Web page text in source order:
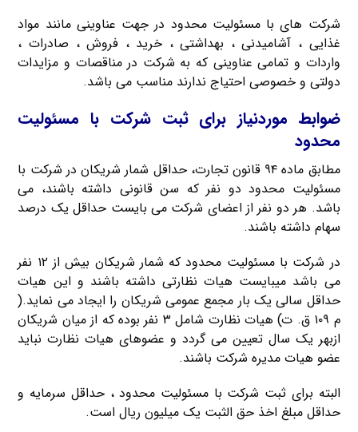
شرکت های با مسئولیت محدود در جهت عناوینی مانند مواد
غذایی ، آشامیدنی ، بهداشتی ، خرید ، فروش ، صادرات ،
واردات و تمامی عناوینی که به شرکت در مناقصات و مزایدات
دولتی و خصوصی احتیاج ندارند مناسب می باشد.
ضوابط موردنیاز برای ثبت شرکت با مسئولیت
محدود
مطابق ماده ۹۴ قانون تجارت، حداقل شمار شریکان در شرکت با
مسئولیت محدود دو نفر که سن قانونی داشته باشند، می
باشد. هر دو نفر از اعضای شرکت می بایست حداقل یک درصد
سهام داشته باشند.
در شرکت با مسئولیت محدود که شمار شریکان بیش از ۱۲ نفر
می باشد میبایست هیات نظارتی داشته باشند و این هیات
حداقل سالی یک بار مجمع عمومی شریکان را ایجاد می نماید.(
م ۱۰۹ ق. ت) هیات نظارت شامل ۳ نفر بوده که از میان شریکان
ازبهر یک سال تعیین می گردد و عضوهای هیات نظارت نباید
عضو هیات مدیره شرکت باشند.
البته برای ثبت شرکت با مسئولیت محدود ، حداقل سرمایه و
حداقل مبلغ اخذ حق الثبت یک میلیون ریال است.